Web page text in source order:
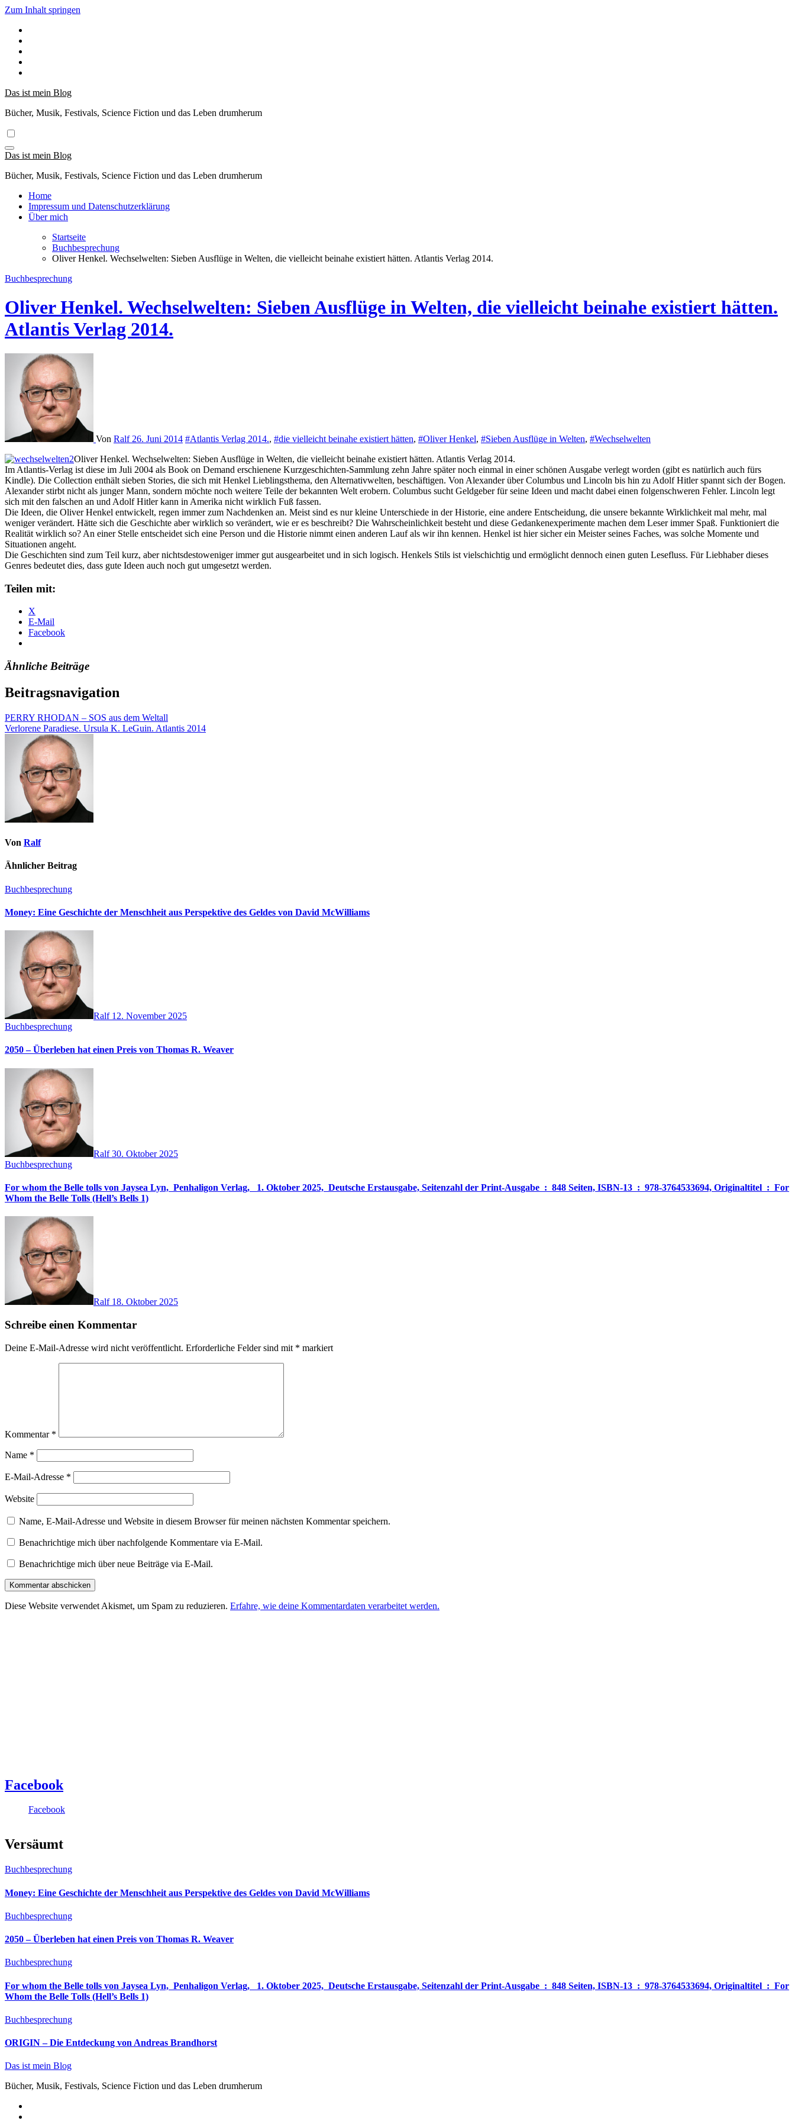
Zum Inhalt springen
Das ist mein Blog
Bücher, Musik, Festivals, Science Fiction und das Leben drumherum
Das ist mein Blog
Bücher, Musik, Festivals, Science Fiction und das Leben drumherum
Home
Impressum und Datenschutzerklärung
Über mich
Startseite
Buchbesprechung
Oliver Henkel. Wechselwelten: Sieben Ausflüge in Welten, die vielleicht beinahe existiert hätten. Atlantis Verlag 2014.
Buchbesprechung
Oliver Henkel. Wechselwelten: Sieben Ausflüge in Welten, die vielleicht beinahe existiert hätten.
Atlantis Verlag 2014.
Von Ralf 26. Juni 2014 #Atlantis Verlag 2014., #die vielleicht beinahe existiert hätten, #Oliver Henkel, #Sieben Ausflüge in Welten, #Wechselwelten
Oliver Henkel. Wechselwelten: Sieben Ausflüge in Welten, die vielleicht beinahe existiert hätten. Atlantis Verlag 2014.
Im Atlantis-Verlag ist diese im Juli 2004 als Book on Demand erschienene Kurzgeschichten-Sammlung zehn Jahre später noch einmal in einer schönen Ausgabe verlegt worden (gibt es natürlich auch fürs
Kindle). Die Collection enthält sieben Stories, die sich mit Henkel Lieblingsthema, den Alternativwelten, beschäftigen. Von Alexander über Columbus und Lincoln bis hin zu Adolf Hitler spannt sich der Bogen.
Alexander stirbt nicht als junger Mann, sondern möchte noch weitere Teile der bekannten Welt erobern. Columbus sucht Geldgeber für seine Ideen und macht dabei einen folgenschweren Fehler. Lincoln legt
sich mit den falschen an und Adolf Hitler kann in Amerika nicht wirklich Fuß fassen.
Die Ideen, die Oliver Henkel entwickelt, regen immer zum Nachdenken an. Meist sind es nur kleine Unterschiede in der Historie, eine andere Entscheidung, die unsere bekannte Wirklichkeit mal mehr, mal
weniger verändert. Hätte sich die Geschichte aber wirklich so verändert, wie er es beschreibt? Die Wahrscheinlichkeit besteht und diese Gedankenexperimente machen dem Leser immer Spaß. Funktioniert die
Realität wirklich so? An einer Stelle entscheidet sich eine Person und die Historie nimmt einen anderen Lauf als wir ihn kennen. Henkel ist hier sicher ein Meister seines Faches, was solche Momente und
Situationen angeht.
Die Geschichten sind zum Teil kurz, aber nichtsdestoweniger immer gut ausgearbeitet und in sich logisch. Henkels Stils ist vielschichtig und ermöglicht dennoch einen guten Lesefluss. Für Liebhaber dieses
Genres bedeutet dies, dass gute Ideen auch noch gut umgesetzt werden.
Teilen mit:
X
E-Mail
Facebook
Ähnliche Beiträge
Beitragsnavigation
PERRY RHODAN – SOS aus dem Weltall
Verlorene Paradiese. Ursula K. LeGuin. Atlantis 2014
Von Ralf
Ähnlicher Beitrag
Buchbesprechung
Money: Eine Geschichte der Menschheit aus Perspektive des Geldes von David McWilliams
Ralf 12. November 2025
Buchbesprechung
2050 – Überleben hat einen Preis von Thomas R. Weaver
Ralf30. Oktober 2025
Buchbesprechung
For whom the Belle tolls von Jaysea Lyn, ‎ Penhaligon Verlag, ‎ 1. Oktober 2025, ‎ Deutsche Erstausgabe, Seitenzahl der Print-Ausgabe ‏ : ‎ 848 Seiten, ISBN-13 ‏ : ‎ 978-3764533694, Originaltitel ‏ : ‎ For
Whom the Belle Tolls (Hell’s Bells 1)
Ralf 18. Oktober 2025
Schreibe einen Kommentar
Deine E-Mail-Adresse wird nicht veröffentlicht. Erforderliche Felder sind mit * markiert
Kommentar *
Name *
E-Mail-Adresse *
Website
Name, E-Mail-Adresse und Website in diesem Browser für meinen nächsten Kommentar speichern.
Benachrichtige mich über nachfolgende Kommentare via E-Mail.
Benachrichtige mich über neue Beiträge via E-Mail.
Diese Website verwendet Akismet, um Spam zu reduzieren. Erfahre, wie deine Kommentardaten verarbeitet werden.
Facebook
Facebook
Versäumt
Buchbesprechung
Money: Eine Geschichte der Menschheit aus Perspektive des Geldes von David McWilliams
Buchbesprechung
2050 – Überleben hat einen Preis von Thomas R. Weaver
Buchbesprechung
For whom the Belle tolls von Jaysea Lyn, ‎ Penhaligon Verlag, ‎ 1. Oktober 2025, ‎ Deutsche Erstausgabe, Seitenzahl der Print-Ausgabe ‏ : ‎ 848 Seiten, ISBN-13 ‏ : ‎ 978-3764533694, Originaltitel ‏ : ‎ For
Whom the Belle Tolls (Hell’s Bells 1)
Buchbesprechung
ORIGIN – Die Entdeckung von Andreas Brandhorst
Das ist mein Blog
Bücher, Musik, Festivals, Science Fiction und das Leben drumherum